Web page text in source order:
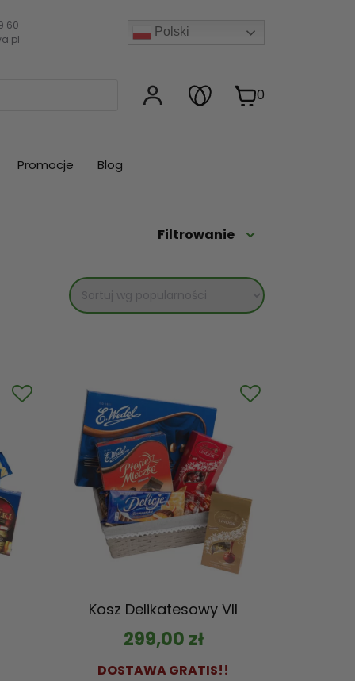
60
Polski
0
Promocje Blog
Filtrowanie
Kosz Delikatesowy VII
299,00 zł
DOSTAWA GRATIS!!